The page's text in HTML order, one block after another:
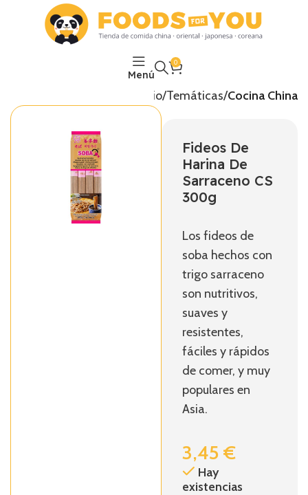
Menú
0
Inicio Temáticas Cocina China
Fideos De
Harina De
Sarraceno CS
300g
Los fideos de
soba hechos con
trigo sarraceno
son nutritivos,
suaves y
resistentes,
fáciles y rápidos
de comer, y muy
populares en
Asia.
3,45€
Hay
existencias